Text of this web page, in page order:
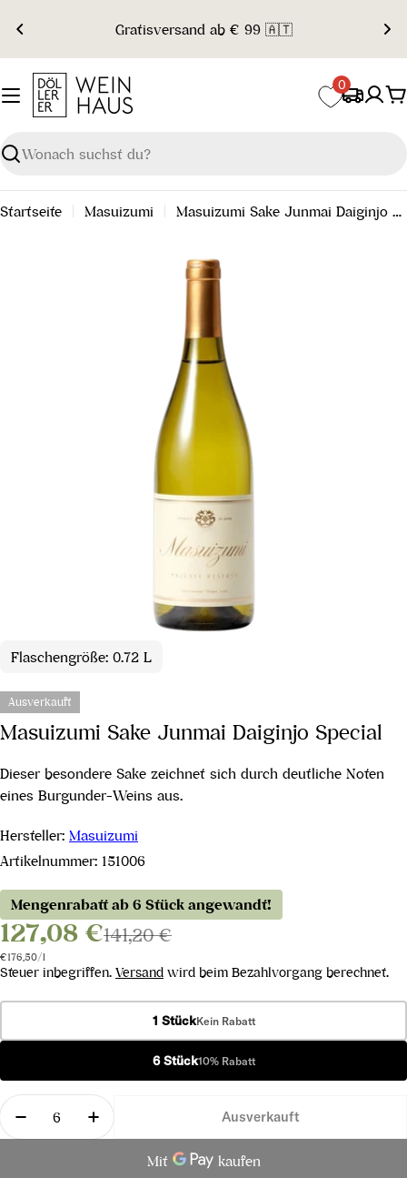
Inhalt
springen
Gratisversand ab € 99 🇦🇹
Suchen
0
Startseite Masuizumi Masuizumi Sake Junmai Daiginjo Special
Flaschengröße: 0.72 L
Ausverkauft
Masuizumi Sake Junmai Daiginjo Special
Dieser besondere Sake zeichnet sich durch deutliche Noten
eines Burgunder-Weins aus.
Hersteller: Masuizumi
Artikelnummer: 151006
Mengenrabatt ab 6 Stück angewandt!
127,08 €141,20 €
Stückpreis
€176,50/pro
l
Steuer inbegriffen. Versand wird beim Bezahlvorgang berechnet.
1 StückKein Rabatt
6 Stück10% Rabatt
Menge
Menge für Masuizumi Sake Junmai Daiginjo
Menge für Masuizumi Sake Junmai
Ausverkauft